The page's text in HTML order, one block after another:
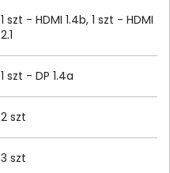
1 szt - HDMI 1.4b, 1 szt - HDMI
2.1
1 szt - DP 1.4a
2 szt
3 szt